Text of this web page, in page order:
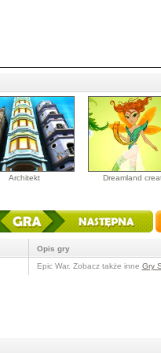
Architekt Dreamland
Opis gry
Epic War. Zobacz także inne Gry